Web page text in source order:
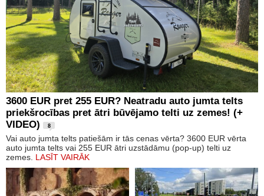
3600 EUR pret 255 EUR? Neatradu auto jumta telts
priekšrocības pret ātri būvējamo telti uz zemes! (+
VIDEO)
8
Vai auto jumta telts patiešām ir tās cenas vērta? 3600 EUR vērta
auto jumta telts vai 255 EUR ātri uzstādāmu (pop-up) telti uz
zemes. LASĪT VAIRĀK